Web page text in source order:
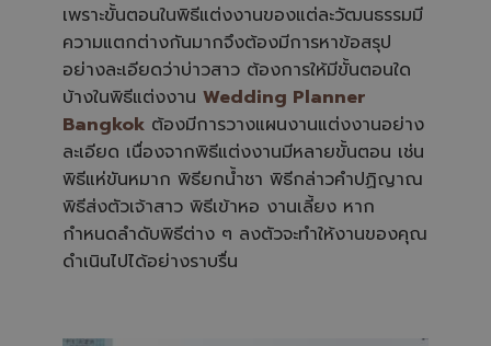
‍เพราะขั้นตอนในพิธีแต่งงานของแต่ละวัฒนธรรมมี
ความแตกต่างกันมากจึงต้องมีการหาข้อสรุป
อย่างละเอียดว่าบ่าวสาว ต้องการให้มีขั้นตอนใด
บ้างในพิธีแต่งงาน Wedding Planner
Bangkokต้องมีการวางแผนงานแต่งงานอย่าง
ละเอียด เนื่องจากพิธีแต่งงานมีหลายขั้นตอน เช่น
พิธีแห่ขันหมาก พิธียกน้ำชา พิธีกล่าวคำปฏิญาณ
พิธีส่งตัวเจ้าสาว พิธีเข้าหอ งานเลี้ยง หาก
กำหนดลำดับพิธีต่าง ๆ ลงตัวจะทำให้งานของคุณ
ดำเนินไปได้อย่างราบรื่น